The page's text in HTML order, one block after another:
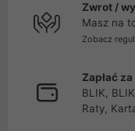
Zwrot /
Masz na
Zobacz
Zapłać
BLIK,
Raty,